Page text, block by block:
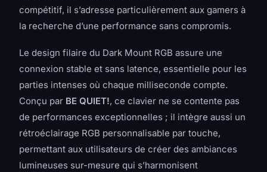
compétitif, il s’adresse particulièrement aux gamers à
la recherche d’une performance sans compromis.
Le design filaire du Dark Mount RGB assure une
connexion stable et sans latence, essentielle pour les
parties intenses où chaque milliseconde compte.
Conçu par BE QUIET!, ce clavier ne se contente pas
de performances exceptionnelles ; il intègre aussi un
rétroéclairage RGB personnalisable par touche,
permettant aux utilisateurs de créer des ambiances
lumineuses sur-mesure qui s’harmonisent